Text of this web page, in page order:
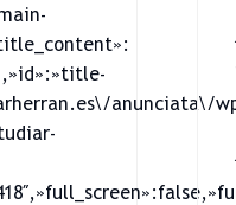
anunciata\/